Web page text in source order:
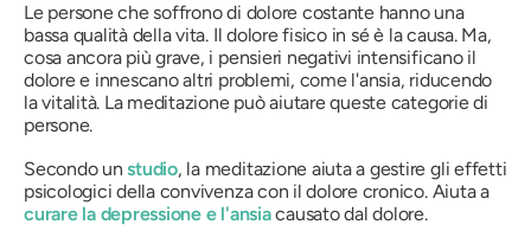
Le persone che soffrono di dolore costante hanno una
bassa qualità della vita. Il dolore fisico in sé è la causa. Ma,
cosa ancora più grave, i pensieri negativi intensificano il
dolore e innescano altri problemi, come l'ansia, riducendo
la vitalità. La meditazione può aiutare queste categorie di
persone.
Secondo unstudio, la meditazione aiuta a gestire gli effetti
psicologici della convivenza con il dolore cronico. Aiuta a
curare la depressione e l'ansiacausato dal dolore.